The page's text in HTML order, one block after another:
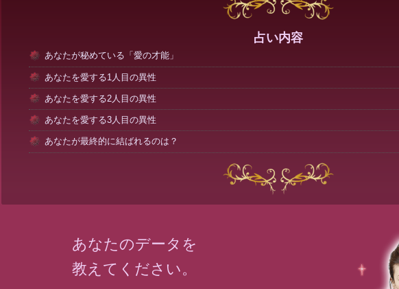
占い内容
あなたが秘めている「愛の才能」
あなたを愛する1人目の異性
あなたを愛する2人目の異性
あなたを愛する3人目の異性
あなたが最終的に結ばれるのは？
あなたのデータを
教えてください。